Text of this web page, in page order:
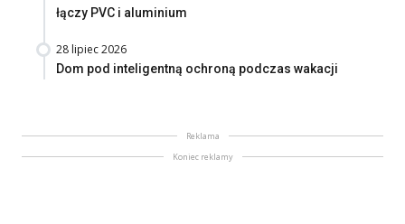
łączy PVC i aluminium
28 lipiec 2026
Dom pod inteligentną ochroną podczas wakacji
Reklama
Koniec reklamy